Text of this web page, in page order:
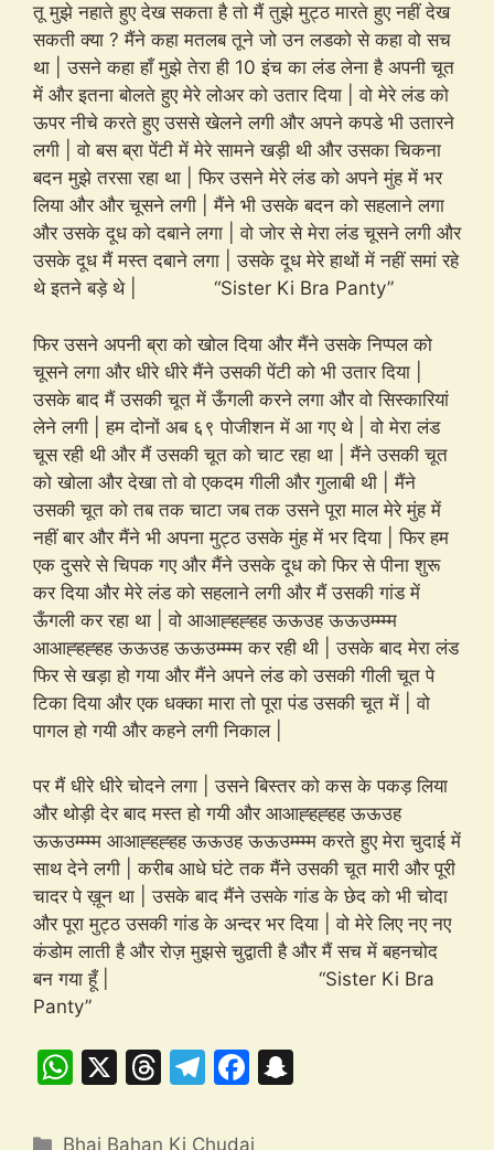
तू मुझे नहाते हुए देख सकता है तो मैं तुझे मुट्ठ मारते हुए नहीं देख
सकती क्या ? मैंने कहा मतलब तूने जो उन लडको से कहा वो सच
था | उसने कहा हाँ मुझे तेरा ही 10 इंच का लंड लेना है अपनी चूत
में और इतना बोलते हुए मेरे लोअर को उतार दिया | वो मेरे लंड को
ऊपर नीचे करते हुए उससे खेलने लगी और अपने कपडे भी उतारने
लगी | वो बस ब्रा पेंटी में मेरे सामने खड़ी थी और उसका चिकना
बदन मुझे तरसा रहा था | फिर उसने मेरे लंड को अपने मुंह में भर
लिया और और चूसने लगी | मैंने भी उसके बदन को सहलाने लगा
और उसके दूध को दबाने लगा | वो जोर से मेरा लंड चूसने लगी और
उसके दूध मैं मस्त दबाने लगा | उसके दूध मेरे हाथों में नहीं समां रहे
थे इतने बड़े थे | “Sister Ki Bra Panty”
फिर उसने अपनी ब्रा को खोल दिया और मैंने उसके निप्पल को
चूसने लगा और धीरे धीरे मैंने उसकी पेंटी को भी उतार दिया |
उसके बाद मैं उसकी चूत में ऊँगली करने लगा और वो सिस्कारियां
लेने लगी | हम दोनों अब ६९ पोजीशन में आ गए थे | वो मेरा लंड
चूस रही थी और मैं उसकी चूत को चाट रहा था | मैंने उसकी चूत
को खोला और देखा तो वो एकदम गीली और गुलाबी थी | मैंने
उसकी चूत को तब तक चाटा जब तक उसने पूरा माल मेरे मुंह में
नहीं बार और मैंने भी अपना मुट्ठ उसके मुंह में भर दिया | फिर हम
एक दुसरे से चिपक गए और मैंने उसके दूध को फिर से पीना शुरू
कर दिया और मेरे लंड को सहलाने लगी और मैं उसकी गांड में
ऊँगली कर रहा था | वो आआह्हह्हह ऊऊउह ऊऊउम्म्म्म
आआह्हह्हह ऊऊउह ऊऊउम्म्म्म कर रही थी | उसके बाद मेरा लंड
फिर से खड़ा हो गया और मैंने अपने लंड को उसकी गीली चूत पे
टिका दिया और एक धक्का मारा तो पूरा पंड उसकी चूत में | वो
पागल हो गयी और कहने लगी निकाल |
पर मैं धीरे धीरे चोदने लगा | उसने बिस्तर को कस के पकड़ लिया
और थोड़ी देर बाद मस्त हो गयी और आआह्हह्हह ऊऊउह
ऊऊउम्म्म्म आआह्हह्हह ऊऊउह ऊऊउम्म्म्म करते हुए मेरा चुदाई में
साथ देने लगी | करीब आधे घंटे तक मैंने उसकी चूत मारी और पूरी
चादर पे ख़ून था | उसके बाद मैंने उसके गांड के छेद को भी चोदा
और पूरा मुट्ठ उसकी गांड के अन्दर भर दिया | वो मेरे लिए नए नए
कंडोम लाती है और रोज़ मुझसे चुद्वाती है और मैं सच में बहनचोद
बन गया हूँ | “Sister Ki Bra
Panty”
W
at
X
T
e
T
e
F
c
Categories
Bhai Bahan Ki Chudai